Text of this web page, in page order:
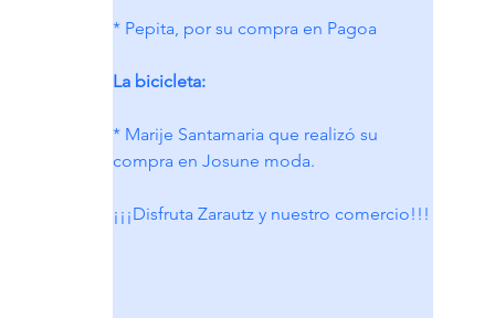
* Pepita, por su compra en Pagoa
La bicicleta:
* Marije Santamaria que realizó su
compra en Josune moda.
¡¡¡Disfruta Zarautz y nuestro comercio!!!